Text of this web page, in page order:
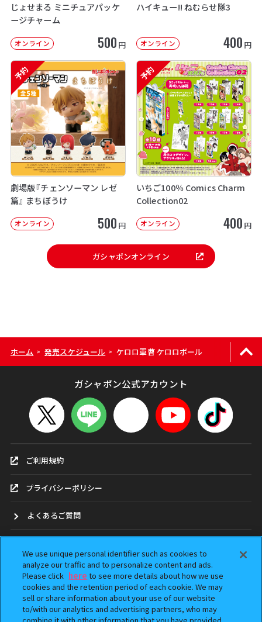
じょせまる ミニチュアパッケ
ージチャーム
オンライン 500 円
ハイキュー!! ねむらせ隊3
オンライン 400 円
予約
劇場版『チェンソーマン レゼ
篇』 まちぼうけ
オンライン 500 円
予約
いちご100％ Comics Charm
Collection02
オンライン 400 円
ガシャポンオンライン
ホーム > 発売スケジュール > ケロロ軍曹 ケロロボール
ガシャポン公式アカウント
ご利用規約
プライバシーポリシー
よくあるご質問
ガシャポンどこ？
アンケート
We use unique personal identifier such as cookies to
analyze our traffic and to personalize content and ads.
Please click here to see more details about how we use
cookies and the retention period of each cookie. We may
sell or share information about your use of our website
to/with our analytics and advertising partners, who may